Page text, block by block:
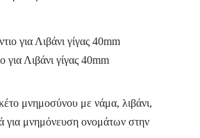
για Λιβάνι γίγας 40mm